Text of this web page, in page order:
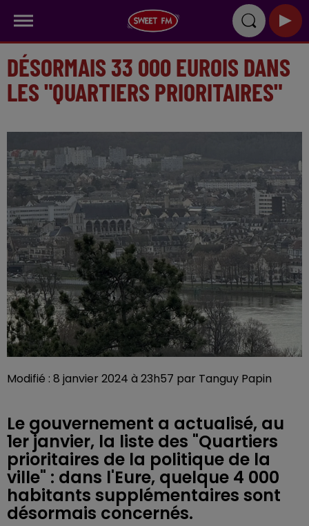
DÉSORMAIS 33 000 EUROIS DANS
LES "QUARTIERS PRIORITAIRES"
Modifié : 8 janvier 2024 à 23h57 par Tanguy Papin
Le gouvernement a actualisé, au
1er janvier, la liste des "Quartiers
prioritaires de la politique de la
ville" : dans l'Eure, quelque 4 000
habitants supplémentaires sont
désormais concernés.